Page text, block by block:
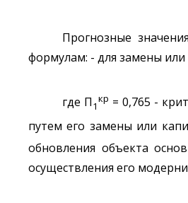
Прогнозные
формулам: - для замены
где П1
кр = 0,765 -
путем его замены или
обновления объекта
осуществления его